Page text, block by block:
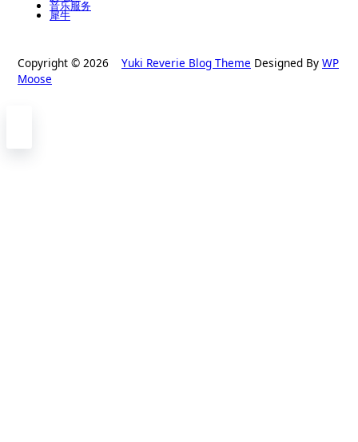
音乐服务
犀牛
Copyright © 2026 Yuki Reverie Blog Theme Designed By WP
Moose